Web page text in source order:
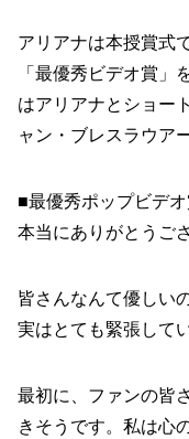
アリアナは本授賞式
「最優秀ビデオ賞
はアリアナとショー
ャン・ブレスラウア
■最優秀ポップビデ
本当にありがとうご
皆さんなんて優しい
実はとても緊張して
最初に、ファンの皆
きそうです。私は心